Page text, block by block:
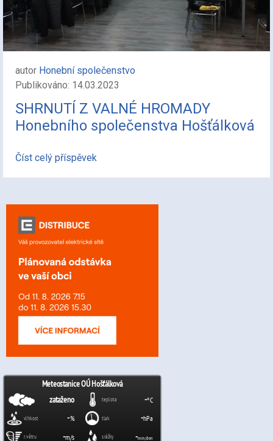
autor Honební společenstvo
Publikováno: 14.03.2023
SHRNUTÍ Z VALNÉ HROMADY
Honebního společenstva Hošťálková
Číst celý příspěvek